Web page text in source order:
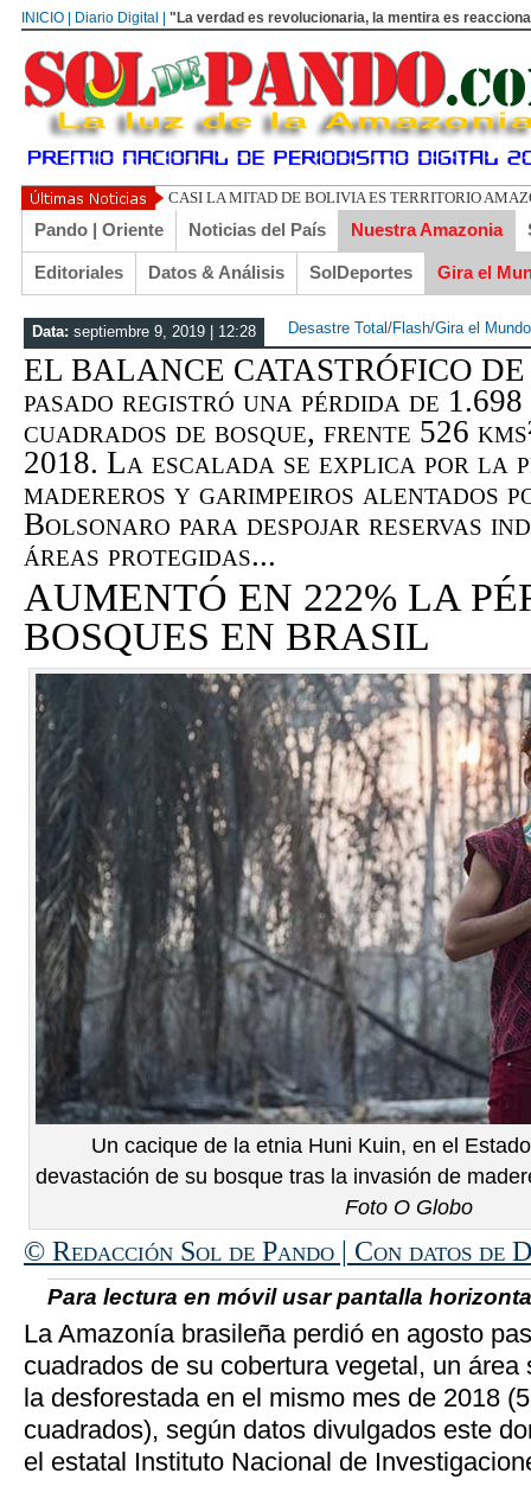
INICIO | Diario Digital | "La verdad es revolucionaria, la mentira es
UN L
Pando | Oriente Noticias del País Nuestra Amazonia
Editoriales Datos & Análisis SolDeportes Gira el
Data: septiembre 9, 2019 | 12:28 Desastre Total/Flash/Gira el Mundo
EL BALANCE CATASTRÓFICO DE
pasado registró una pérdida de
cuadrados de bosque, frente 526
2018. La escalada se explica por la
madereros y garimpeiros alentados
Bolsonaro para despojar reservas
áreas protegidas...
AUMENTÓ EN 222% LA
BOSQUES EN BRASIL
Un cacique de la etnia Huni Kuin, en el
devastación de su bosque tras la invasión de
Foto O Globo
© Redacción Sol de Pando | Con datos de
Para lectura en móvil usar pantalla
La Amazonía brasileña perdió en agosto
cuadrados de su cobertura vegetal, un
la desforestada en el mismo mes de 2018
cuadrados), según datos divulgados este
el estatal Instituto Nacional de